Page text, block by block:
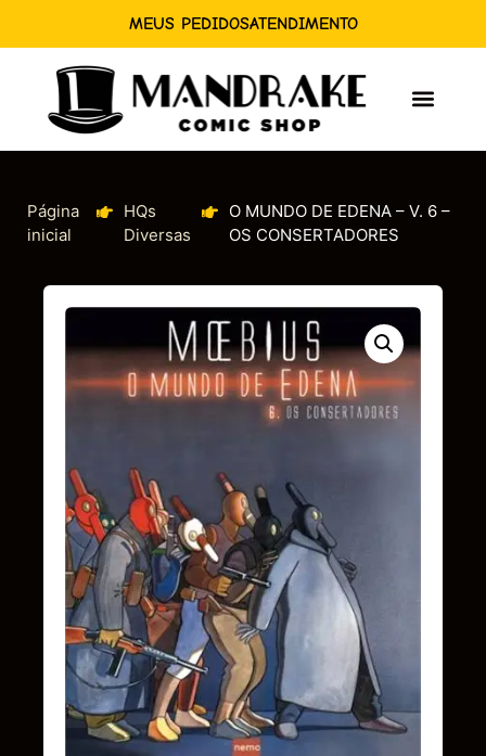
MEUS PEDIDOSATENDIMENTO
Página
inicial
HQs
Diversas
O MUNDO DE EDENA – V. 6 –
OS CONSERTADORES